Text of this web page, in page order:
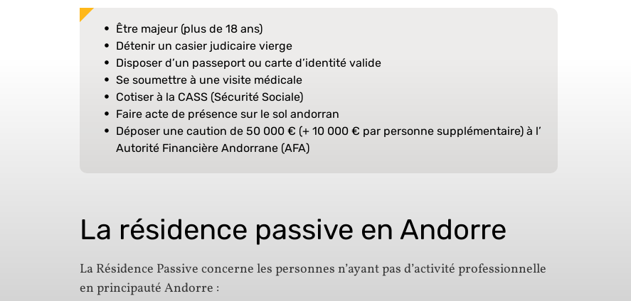
Être majeur (plus de 18 ans)
Détenir un casier judicaire vierge
Disposer d’un passeport ou carte d’identité valide
Se soumettre à une visite médicale
Cotiser à la CASS (Sécurité Sociale)
Faire acte de présence sur le sol andorran
Déposer une caution de 50 000 € (+ 10 000 € par personne supplémentaire) à l’
Autorité Financière Andorrane (AFA)
La résidence passive en Andorre
La Résidence Passive concerne les personnes n’ayant pas d’activité professionnelle
en principauté Andorre :